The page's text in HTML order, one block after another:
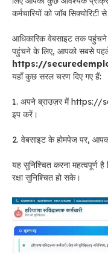
कर्मचारियों को जॉब
आधिकारिक वेबसाइट तक पहुंचने
पहुंचने के लिए, आपको सबसे
https://
यहाँ कुछ सरल चरण दिए गए हैं:
1. अपने ब्राउज़र में
इप करें।
2. वेबसाइट के होमपेज पर,
यह सुनिश्चित करना महत्वपूर्ण
रक्षा सुनिश्चित हो सके।